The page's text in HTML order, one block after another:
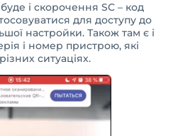
і скорочення SC – код
для доступу до
настройки. Також там є і
і номер пристрою, які
ситуаціях.